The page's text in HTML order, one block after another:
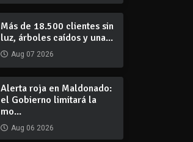
Más de 18.500 clientes sin
luz, árboles caídos y una...
Aug 07 2026
Alerta roja en Maldonado:
el Gobierno limitará la
mo...
Aug 06 2026